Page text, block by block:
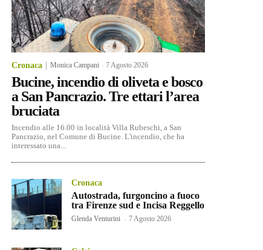
Cronaca Monica Campani -7 Agosto 2026
Bucine, incendio di oliveta e bosco
a San Pancrazio. Tre ettari l’area
bruciata
Incendio alle 16.00 in località Villa Rubeschi, a San
Pancrazio, nel Comune di Bucine. L'incendio, che ha
interessato una...
Cronaca
Autostrada, furgoncino a fuoco
tra Firenze sud e Incisa Reggello
Glenda Venturini - 7 Agosto 2026